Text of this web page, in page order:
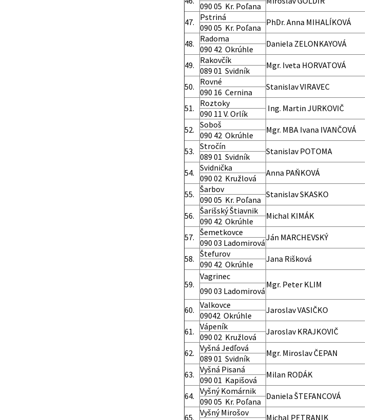
090 05 Kr. Poľana
47.
Pstriná PhDr. Anna MIHALÍKOVÁ
090 05 Kr. Poľana
48.
Radoma Daniela ZELONKAYOVÁ
090 42 Okrúhle
49.
Rakovčík Mgr. Iveta HORVATOVÁ
089 01 Svidník
50.
Rovné Stanislav VIRAVEC
090 16 Cernina
51.
Roztoky Ing. Martin JURKOVIČ
090 11 V. Orlík
52. Soboš Mgr. MBA Ivana IVANČOVÁ
090 42 Okrúhle
53. Stročín Stanislav POTOMA
089 01 Svidník
54. Svidnička Anna PAŇKOVÁ
090 02 Kružlová
55. Šarbov Stanislav SKASKO
090 05 Kr. Poľana
56. Šarišský Štiavnik Michal KIMÁK
090 42 Okrúhle
57. Šemetkovce Ján MARCHEVSKÝ
090 03 Ladomirová
58. Štefurov Jana Rišková
090 42 Okrúhle
59.
Vagrinec
Mgr. Peter KLIM
090 03 Ladomirová
60. Valkovce Jaroslav VASIČKO
09042 Okrúhle
61. Vápeník Jaroslav KRAJKOVIČ
090 02 Kružlová
62. Vyšná Jedľová Mgr. Miroslav ČEPAN
089 01 Svidník
63. Vyšná Pisaná Milan RODÁK
090 01 Kapišová
64. Vyšný Komárnik Daniela ŠTEFANCOVÁ
090 05 Kr. Poľana
65. Vyšný Mirošov Michal PETRANIK